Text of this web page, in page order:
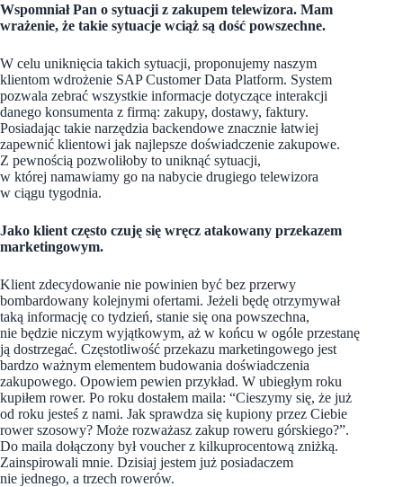
Wspomniał Pan o sytuacji z zakupem telewizora. Mam
wrażenie, że takie sytuacje wciąż są dość powszechne.
W celu uniknięcia takich sytuacji, proponujemy naszym
klientom wdrożenie SAP Customer Data Platform. System
pozwala zebrać wszystkie informacje dotyczące interakcji
danego konsumenta z firmą: zakupy, dostawy, faktury.
Posiadając takie narzędzia backendowe znacznie łatwiej
zapewnić klientowi jak najlepsze doświadczenie zakupowe.
Z pewnością pozwoliłoby to uniknąć sytuacji,
w której namawiamy go na nabycie drugiego telewizora
w ciągu tygodnia.
Jako klient często czuję się wręcz atakowany przekazem
marketingowym.
Klient zdecydowanie nie powinien być bez przerwy
bombardowany kolejnymi ofertami. Jeżeli będę otrzymywał
taką informację co tydzień, stanie się ona powszechna,
nie będzie niczym wyjątkowym, aż w końcu w ogóle przestanę
ją dostrzegać. Częstotliwość przekazu marketingowego jest
bardzo ważnym elementem budowania doświadczenia
zakupowego. Opowiem pewien przykład. W ubiegłym roku
kupiłem rower. Po roku dostałem maila: “Cieszymy się, że już
od roku jesteś z nami. Jak sprawdza się kupiony przez Ciebie
rower szosowy? Może rozważasz zakup roweru górskiego?”.
Do maila dołączony był voucher z kilkuprocentową zniżką.
Zainspirowali mnie. Dzisiaj jestem już posiadaczem
nie jednego, a trzech rowerów.